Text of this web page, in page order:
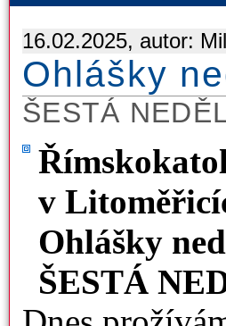
16.02.2025, autor:
Ohlášky
ŠESTÁ
v
Ohlášky
ŠESTÁ